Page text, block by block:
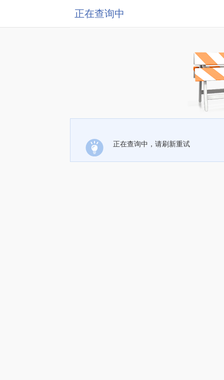
正在查询中
正在查询中，请刷新重试